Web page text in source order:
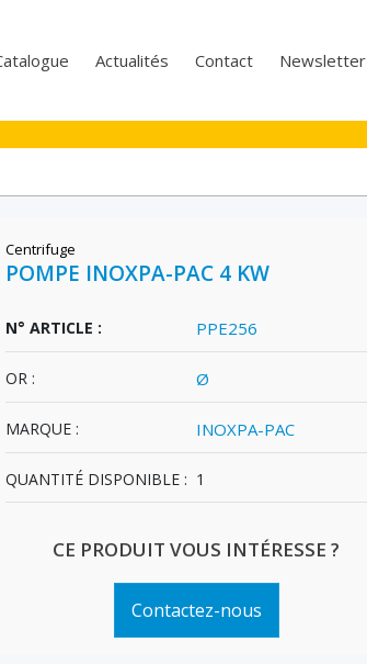
Actualités Contact Newsletter
Centrifuge
POMPE INOXPA-PAC 4 KW
N° ARTICLE : PPE256
OR : Ø
MARQUE : INOXPA-PAC
QUANTITÉ DISPONIBLE : 1
CE PRODUIT VOUS INTÉRESSE ?
Contactez-nous